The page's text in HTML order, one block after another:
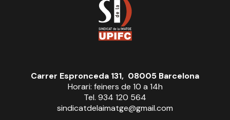
Carrer Espronceda 131, 08005 Barcelona
Horari: feiners de 10 a 14h
Tel. 934 120 564
sindicatdelaimatge@gmail.com